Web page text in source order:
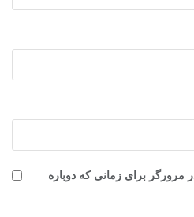
مرورگر برای زمانی که دوباره